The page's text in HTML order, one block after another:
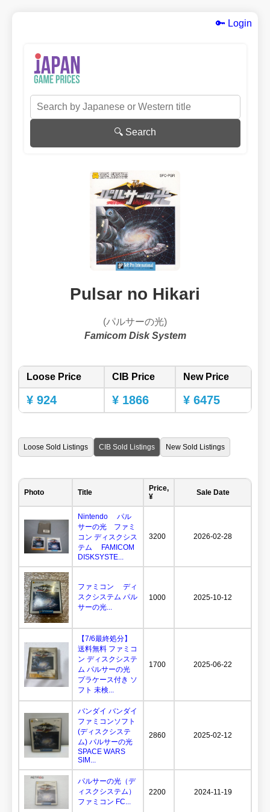
🔑 Login
🔍 Search
Pulsar no Hikari
(パルサーの光)
Famicom Disk System
Loose Price CIB Price New Price
¥ 924 ¥ 1866 ¥ 6475
Loose Sold Listings CIB Sold Listings New Sold Listings
Photo Title
Price,
¥
Sale Date
Nintendo パル
サーの光 ファミ
コン ディスクシス
テム FAMICOM
DISKSYSTE...
3200 2026-02-28
ファミコン ディ
スクシステム パル
サーの光...
1000 2025-10-12
【7/6最終処分】
送料無料 ファミコ
ン ディスクシステ
ム パルサーの光
プラケース付き ソ
フト 未検...
1700 2025-06-22
バンダイ バンダイ
ファミコンソフト
(ディスクシステ
ム) パルサーの光
SPACE WARS
SIM...
2860 2025-02-12
パルサーの光（デ
ィスクシステム）
ファミコン FC...
2200 2024-11-19